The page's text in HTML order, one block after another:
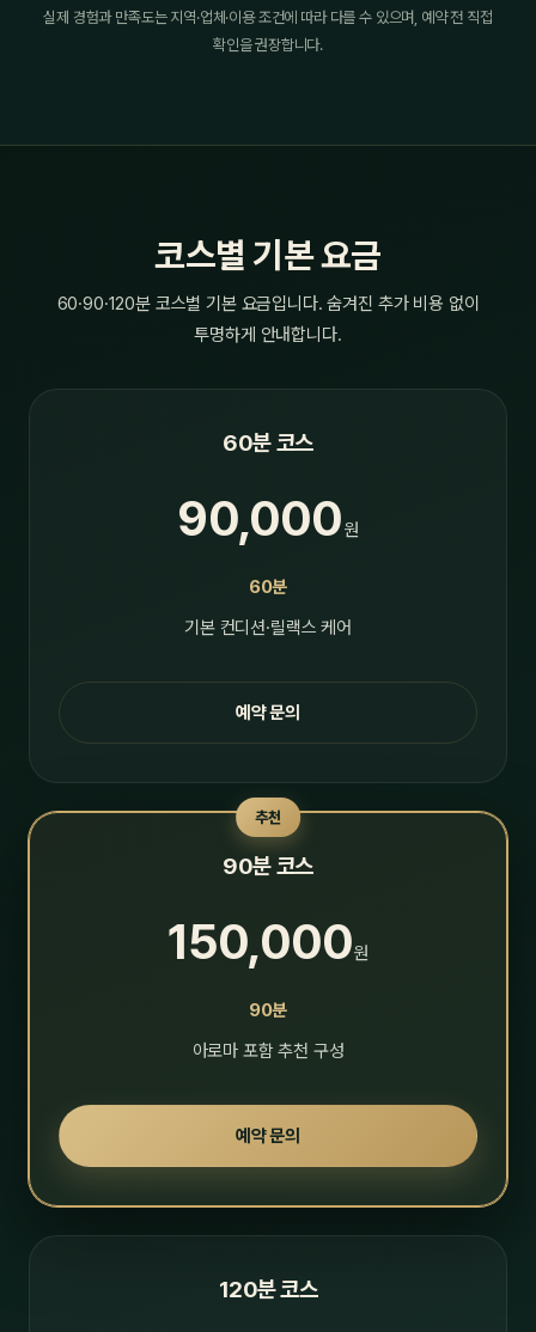
실제 경험과 만족도는 지역·업체·이용 조건에 따라 다를 수 있으며, 예약 전 직접
확인을 권장합니다.
코스별 기본 요금
60·90·120분 코스별 기본 요금입니다. 숨겨진 추가 비용 없이
투명하게 안내합니다.
60분 코스
90,000원
60분
기본 컨디션·릴랙스 케어
예약 문의
추천
90분 코스
150,000원
90분
아로마 포함 추천 구성
예약 문의
120분 코스